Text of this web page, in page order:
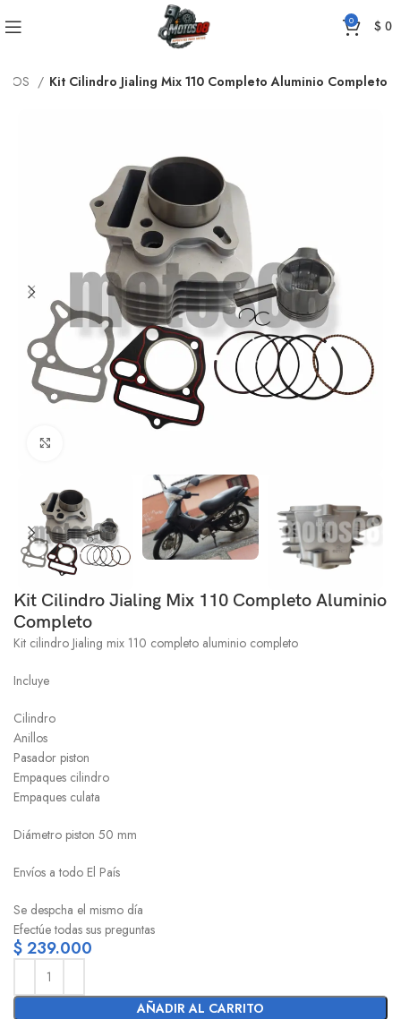
0 $0
Kit Cilindro Jialing Mix 110 Completo Aluminio Completo
Kit Cilindro Jialing Mix 110 Completo Aluminio
Completo
Kit cilindro Jialing mix 110 completo aluminio completo
Incluye
Cilindro
Anillos
Pasador piston
Empaques cilindro
Empaques culata
Diámetro piston 50 mm
Envíos a todo El País
Se despcha el mismo día
Efectúe todas sus preguntas
$239.000
AÑADIR AL CARRITO